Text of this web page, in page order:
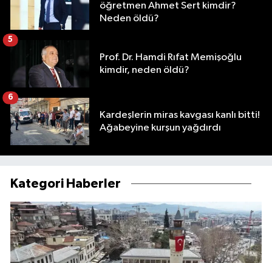
öğretmen Ahmet Sert kimdir?
Neden öldü?
Prof. Dr. Hamdi Rıfat Memişoğlu
kimdir, neden öldü?
5
Kardeşlerin miras kavgası kanlı bitti!
Ağabeyine kurşun yağdırdı
6
Kategori Haberler